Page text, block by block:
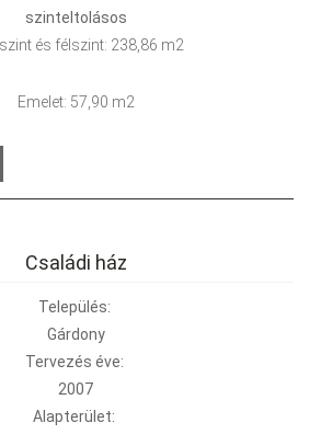
szinteltolásos
és félszint: 238,86 m2
Emelet: 57,90 m2
Családi ház
Település:
Gárdony
Tervezés éve:
2007
Alapterület: